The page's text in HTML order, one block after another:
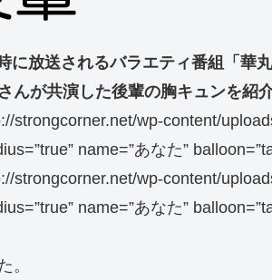
に放送されるバラエティ番組「華
んが共演した後輩の胸キュンを紹
strongcorner.net/wp-content/
name=”あなた”
strongcorner.net/wp-content/
name=”あなた”
。